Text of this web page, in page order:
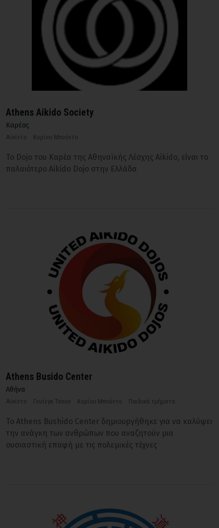
Athens Aikido Society
Καρέας
Αϊκίντο Κορίου Μπούντο
Το Dojo του Καρέα της Αθηναϊκής Λέσχης Aikido, είναι το
παλαιότερο Aikido Dojo στην Ελλάδα
Athens Busido Center
Αθήνα
Αϊκίντο Γουίνγκ Τσουν Κορίου Μπούντο Παιδικά τμήματα
Το Athens Bushido Center δημιουργήθηκε για να καλύψει
την ανάγκη των ανθρώπων που αναζητούν μια
ουσιαστική επαφή με τις πολεμικές τέχνες